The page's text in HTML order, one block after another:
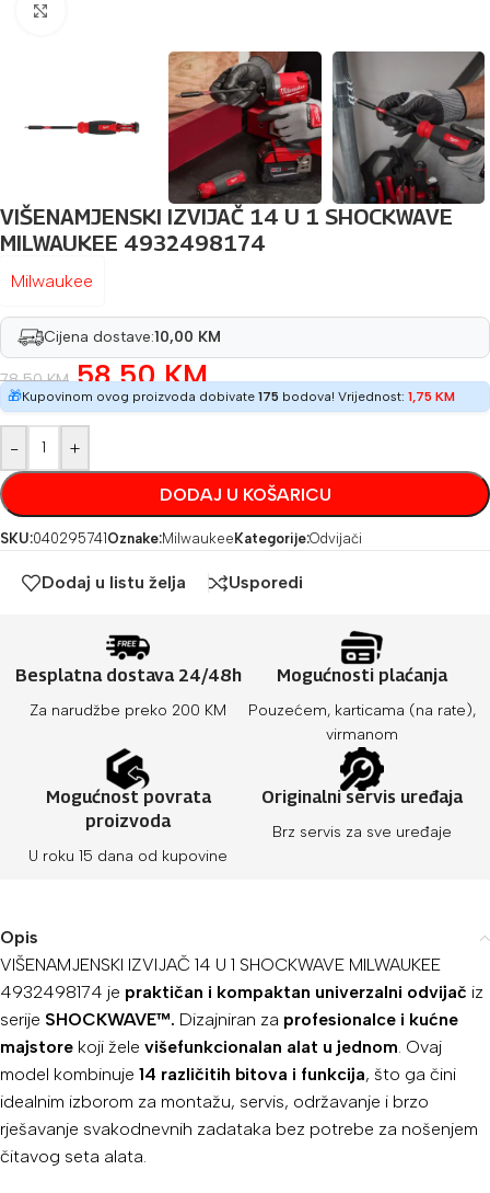
VIŠENAMJENSKI IZVIJAČ 14 U 1 SHOCKWAVE
MILWAUKEE 4932498174
Milwaukee
Cijena dostave:10,00 KM
78,50KM 58,50KM
🎁Kupovinom ovog proizvoda dobivate 175 bodova! Vrijednost: 1,75 KM
- +
DODAJ U KOŠARICU
SKU:040295741 Oznake:Milwaukee Kategorije:Odvijači
Dodaj u listu želja Usporedi
Besplatna dostava 24/48h
Za narudžbe preko 200 KM
Mogućnosti plaćanja
Pouzećem, karticama (na rate),
virmanom
Mogućnost povrata
proizvoda
U roku 15 dana od kupovine
Originalni servis uređaja
Brz servis za sve uređaje
Opis
VIŠENAMJENSKI IZVIJAČ 14 U 1 SHOCKWAVE MILWAUKEE
4932498174 je praktičan i kompaktan univerzalni odvijač iz
serije SHOCKWAVE™. Dizajniran za profesionalce i kućne
majstore koji žele višefunkcionalan alat u jednom. Ovaj
model kombinuje 14 različitih bitova i funkcija, što ga čini
idealnim izborom za montažu, servis, održavanje i brzo
rješavanje svakodnevnih zadataka bez potrebe za nošenjem
čitavog seta alata.